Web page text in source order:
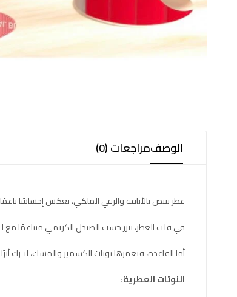
الوصفمراجعات (0)
عطر ينبض بالأناقة والرقي الملكي، يعكس إحساسًا
في قلب العطر، يبرز خشب الصندل الكريمي متناغمًا مع
أما القاعدة، فتغمرها نوتات الكشمير والمسك، لتترك
النوتات العطرية: